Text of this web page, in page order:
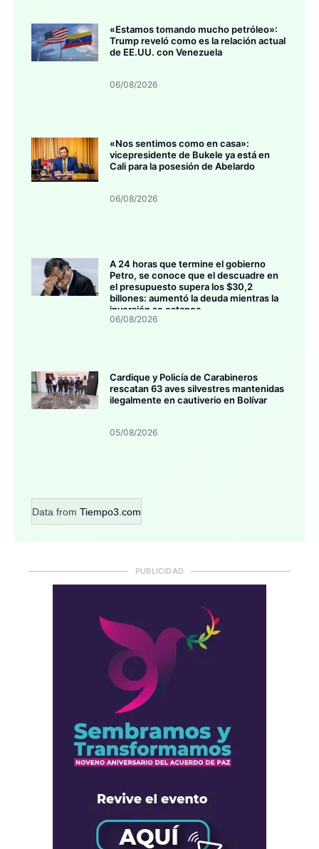
«Estamos tomando mucho petróleo»:
Trump reveló como es la relación actual
de EE.UU. con Venezuela
06/08/2026
«Nos sentimos como en casa»:
vicepresidente de Bukele ya está en
Cali para la posesión de Abelardo
06/08/2026
A 24 horas que termine el gobierno
Petro, se conoce que el descuadre en
el presupuesto supera los $30,2
billones: aumentó la deuda mientras la
inversión se estanca
06/08/2026
Cardique y Policía de Carabineros
rescatan 63 aves silvestres mantenidas
ilegalmente en cautiverio en Bolívar
05/08/2026
Data from Tiempo3.com
PUBLICIDAD